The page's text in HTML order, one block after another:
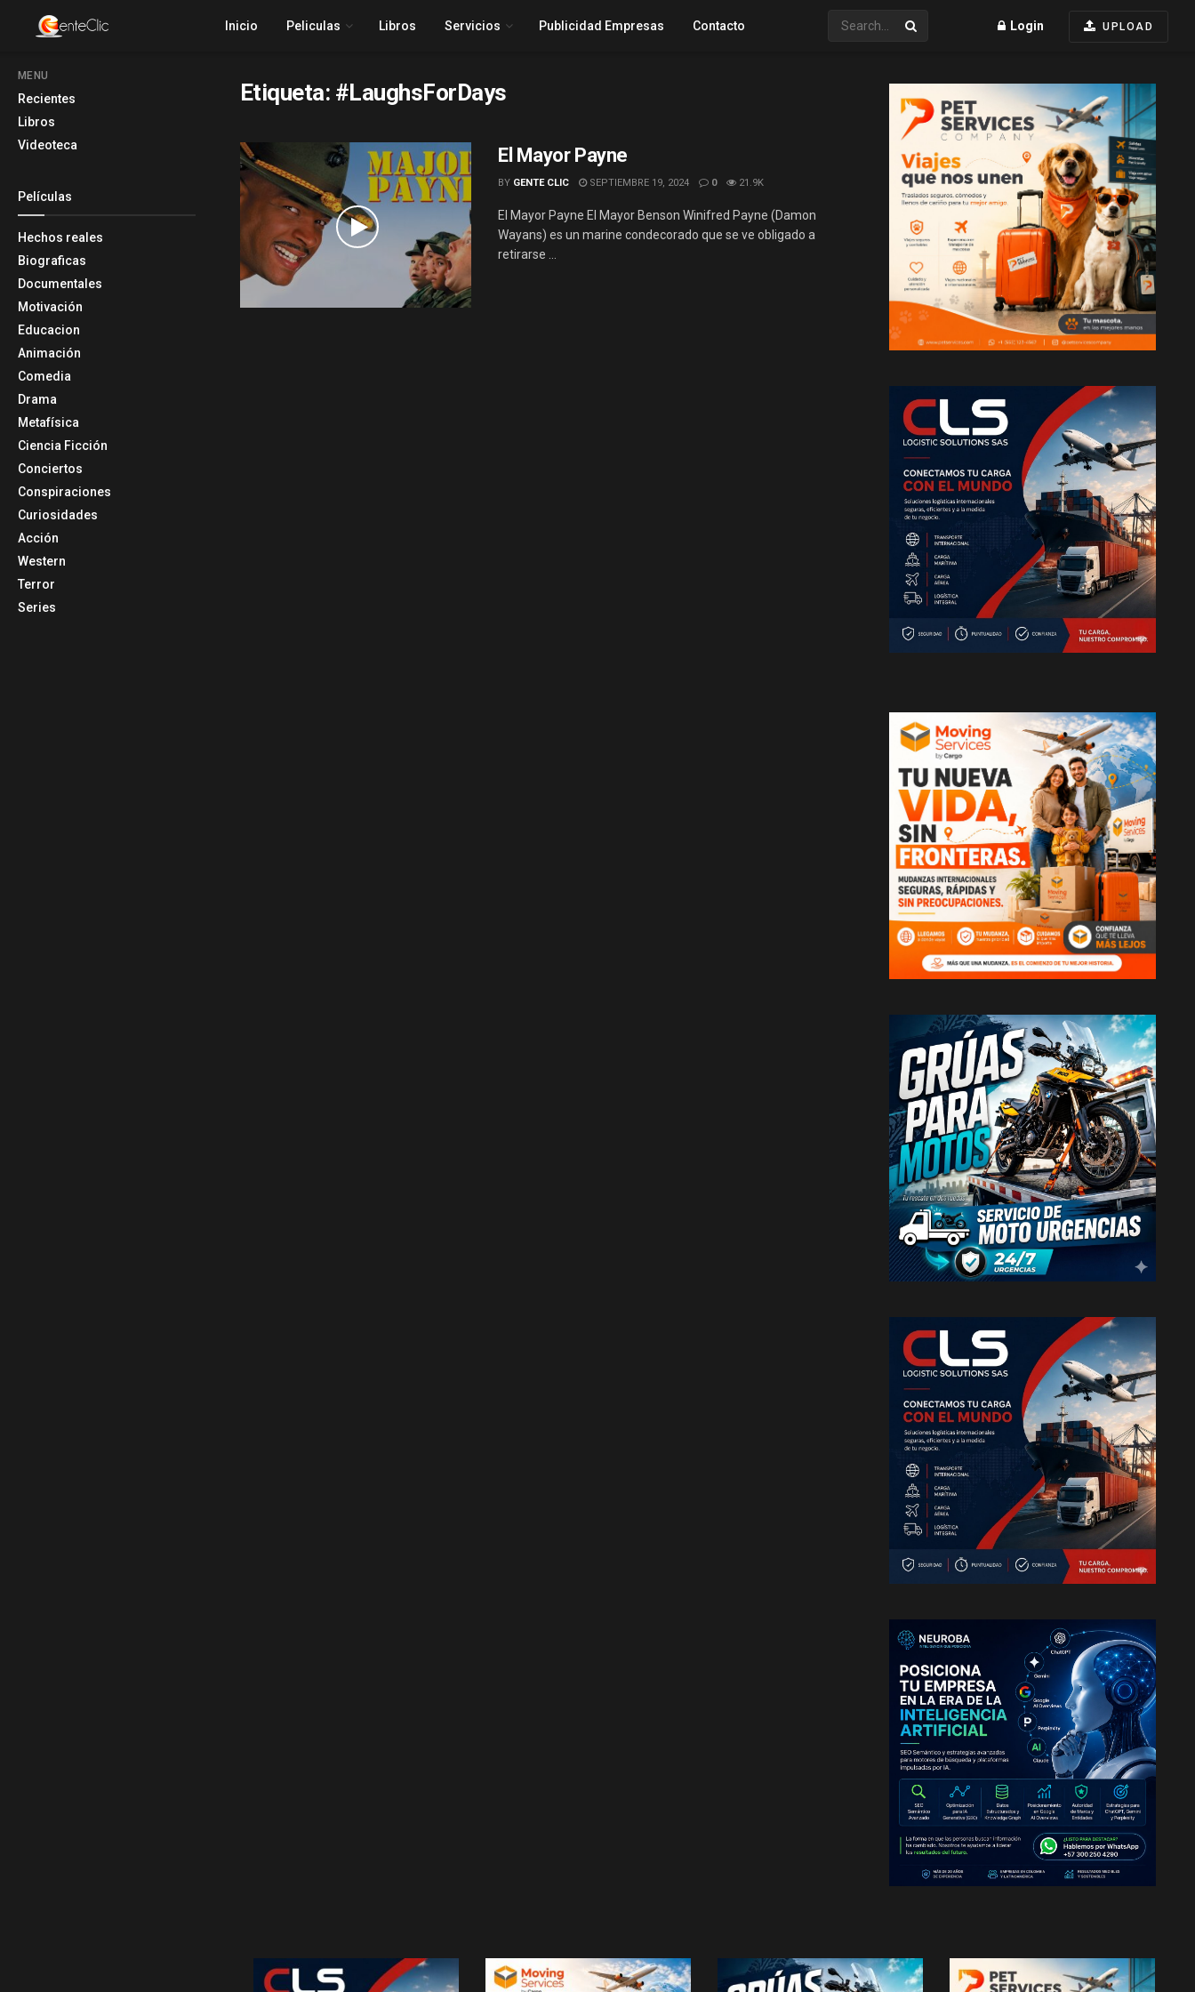
MENU
Recientes
Libros
Videoteca
Películas
Hechos reales
Biograficas
Documentales
Motivación
Educacion
Animación
Comedia
Drama
Metafísica
Ciencia Ficción
Conciertos
Conspiraciones
Curiosidades
Acción
Western
Terror
Series
Inicio Peliculas Libros Servicios Publicidad Empresas Contacto Login UPLOAD
Etiqueta: #LaughsForDays
El Mayor Payne
BY GENTE CLIC SEPTIEMBRE 19, 2024 0 21.9K
El Mayor Payne El Mayor Benson Winifred Payne (Damon
Wayans) es un marine condecorado que se ve obligado a
retirarse ...